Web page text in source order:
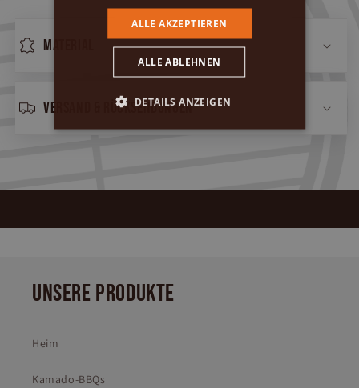
Material
Versand & Rücksendungen
UNSERE PRODUKTE
Heim
Kamado-BBQs
ALLE AKZEPTIEREN
ALLE ABLEHNEN
DETAILS ANZEIGEN